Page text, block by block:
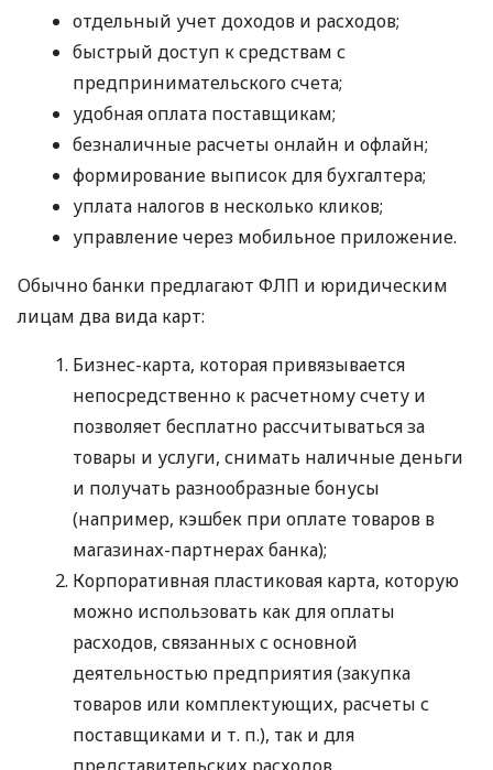
отдельный учет доходов и расходов;
быстрый доступ к средствам с
предпринимательского счета;
удобная оплата поставщикам;
безналичные расчеты онлайн и офлайн;
формирование выписок для бухгалтера;
уплата налогов в несколько кликов;
управление через мобильное приложение.
Обычно банки предлагают ФЛП и юридическим
лицам два вида карт:
Бизнес-карта, которая привязывается
непосредственно к расчетному счету и
позволяет бесплатно рассчитываться за
товары и услуги, снимать наличные деньги
и получать разнообразные бонусы
(например, кэшбек при оплате товаров в
магазинах-партнерах банка);
Корпоративная пластиковая карта, которую
можно использовать как для оплаты
расходов, связанных с основной
деятельностью предприятия (закупка
товаров или комплектующих, расчеты с
поставщиками и т. п.), так и для